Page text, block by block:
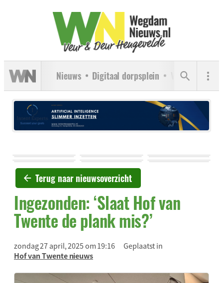
Nieuws Digitaal dorpsplein Verenigingen
Terug naar nieuwsoverzicht
Ingezonden: ‘Slaat Hof van
Twente de plank mis?’
zondag 27 april, 2025 om 19:16
Geplaatst in
Hof van Twente nieuws